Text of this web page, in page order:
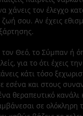
χάνεις τον έλεγχο
σου. Αν έχεις
τον Θεό, το Σύμπαν ή
για το ότι έχεις
κάτι τόσο
εσένα και στους
θεραπευτικό κανάλι
σε ολόκληρη